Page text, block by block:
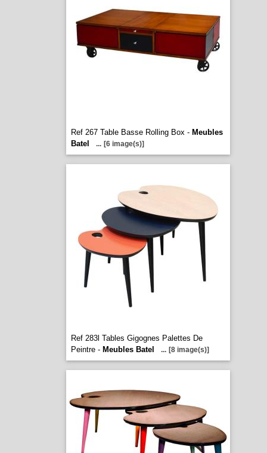
Ref 267 Table Basse Rolling Box - Meubles
Batel
... [6 image(s)]
Ref 283l Tables Gigognes Palettes De
Peintre - Meubles Batel ... [8 image(s)]